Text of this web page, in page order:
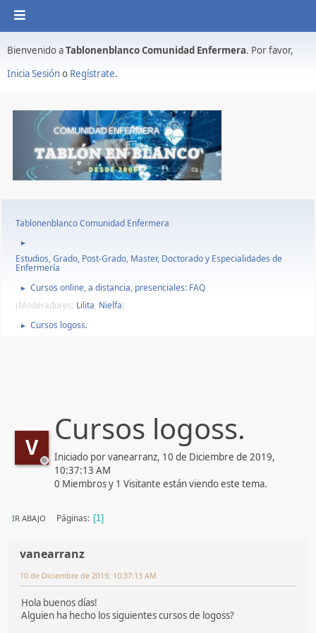
Bienvenido aTablonenblanco Comunidad Enfermera. Por favor,
Inicia Sesióno Regístrate.
Tablonenblanco Comunidad Enfermera
►
Estudios, Grado, Post-Grado, Master, Doctorado y Especialidades de
Enfermería
►
Cursos online, a distancia, presenciales: FAQ
(Moderadores: Lilita, Nielfa)
► Cursos logoss.
V Cursos logoss.
Iniciado por vanearranz, 10 de Diciembre de 2019,
10:37:13 AM
0 Miembros y 1 Visitante están viendo este tema.
IR ABAJO Páginas 1
vanearranz
10 de Diciembre de 2019, 10:37:13 AM
Hola buenos días!
Alguien ha hecho los siguientes cursos de logoss?